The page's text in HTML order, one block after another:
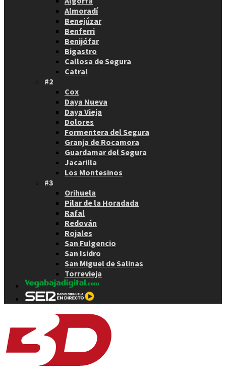
Almoradí
Benejúzar
Benferri
Benijófar
Bigastro
Callosa de Segura
Catral
#2
Cox
Daya Nueva
Daya Vieja
Dolores
Formentera del Segura
Granja de Rocamora
Guardamar del Segura
Jacarilla
Los Montesinos
#3
Orihuela
Pilar de la Horadada
Rafal
Redován
Rojales
San Fulgencio
San Isidro
San Miguel de Salinas
Torrevieja